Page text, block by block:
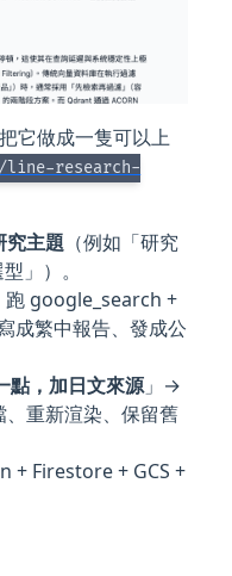
它做成一隻可以上
line-research-
究主題（例如「研究
」）。
跑 google_search +
成繁中報告、發成公
點，加日文來源」→
、重新渲染、保留舊
+ Firestore + GCS +